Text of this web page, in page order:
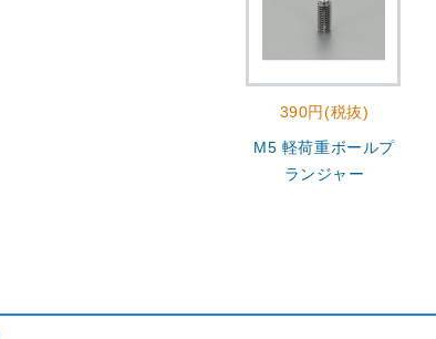
390円(税抜)
M5 軽荷重ボールプ
ランジャー